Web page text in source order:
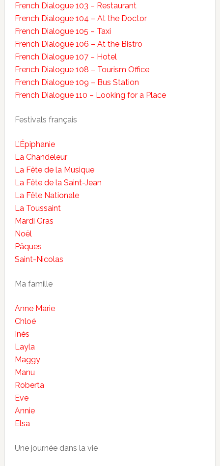
French Dialogue 103 – Restaurant
French Dialogue 104 – At the Doctor
French Dialogue 105 – Taxi
French Dialogue 106 – At the Bistro
French Dialogue 107 – Hotel
French Dialogue 108 – Tourism Office
French Dialogue 109 – Bus Station
French Dialogue 110 – Looking for a Place
Festivals français
L’Épiphanie
La Chandeleur
La Fête de la Musique
La Fête de la Saint-Jean
La Fête Nationale
La Toussaint
Mardi Gras
Noël
Pâques
Saint-Nicolas
Ma famille
Anne Marie
Chloé
Inés
Layla
Maggy
Manu
Roberta
Eve
Annie
Elsa
Une journée dans la vie